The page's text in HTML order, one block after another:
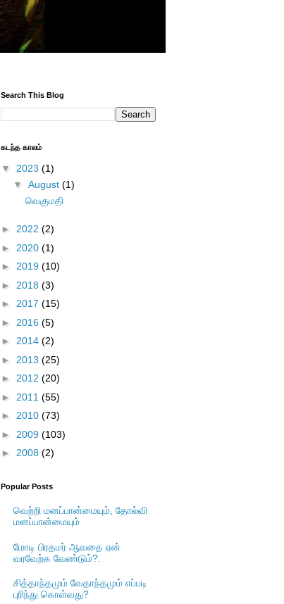
Search This Blog
கடந்த காலம்
▼ 2023 (1)
▼ August (1)
வெகுமதி
► 2022 (2)
► 2020 (1)
► 2019 (10)
► 2018 (3)
► 2017 (15)
► 2016 (5)
► 2014 (2)
► 2013 (25)
► 2012 (20)
► 2011 (55)
► 2010 (73)
► 2009 (103)
► 2008 (2)
Popular Posts
வெற்றி மனப்பான்மையும், தோல்வி
மனப்பான்மையும்
மோடி பிரதமர் ஆவதை ஏன்
வரவேற்க வேண்டும்?.
சித்தாந்தமும் வேதாந்தமும் எப்படி
புரிந்து கொள்வது?